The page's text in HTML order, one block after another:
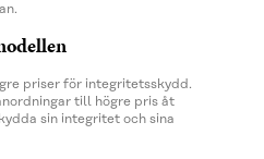
priser för integritetsskydd.
till högre pris åt
sin integritet och sina